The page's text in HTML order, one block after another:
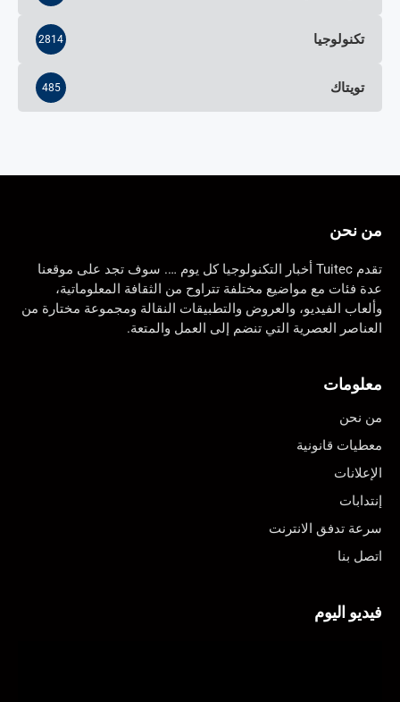
تكنولوجيا 2814
تويتاك 485
من نحن
تقدم Tuitec أخبار التكنولوجيا كل يوم …. سوف تجد على موقعنا
عدة فئات مع مواضيع مختلفة تتراوح من الثقافة المعلوماتية،
وألعاب الفيديو، والعروض والتطبيقات النقالة ومجموعة مختارة من
العناصر العصرية التي تنضم إلى العمل والمتعة.
معلومات
من نحن
معطيات قانونية
الإعلانات
إنتدابات
سرعة تدفق الانترنت
اتصل بنا
فيديو اليوم